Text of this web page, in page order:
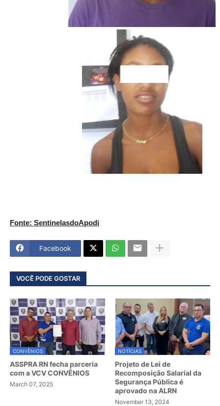
Fonte: SentinelasdoApodi
Facebook
VOCÊ PODE GOSTAR
CONVÊNIOS
ASSPRA RN fecha parceria
com a VCV CONVÊNIOS
March 07, 2025
NOTÍCIAS
Projeto de Lei de
Recomposição Salarial da
Segurança Pública é
aprovado na ALRN
November 13, 2024